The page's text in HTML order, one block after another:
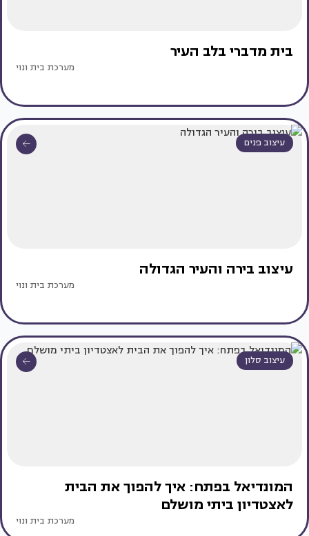
בית מדברי בלב העיר
מערכת בית ונוי
עיצוב פנים
עיצוב בירה והעיר הגדולה
מערכת בית ונוי
עיצוב סלון
המונדיאל בפתח: איך להפוך את הבית
לאצטדיון ביתי מושלם
מערכת בית ונוי